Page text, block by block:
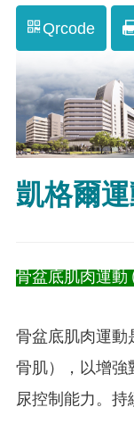
Qrcode
凱格爾
骨盆底肌肉運動
骨盆底肌肉運動
骨肌），以增強
尿控制能力。持